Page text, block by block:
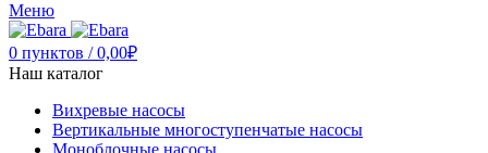
Меню
0 пунктов / 0,00₽
Наш каталог
Вихревые насосы
Вертикальные многоступенчатые насосы
Моноблочные насосы